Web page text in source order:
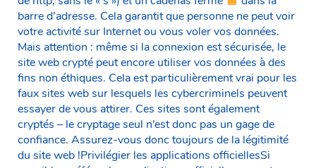
barre d’adresse. Cela garantit que personne ne peut voir
votre activité sur Internet ou vous voler vos données.
Mais attention : même si la connexion est sécurisée, le
site web crypté peut encore utiliser vos données à des
fins non éthiques. Cela est particulièrement vrai pour les
faux sites web sur lesquels les cybercriminels peuvent
essayer de vous attirer. Ces sites sont également
cryptés – le cryptage seul n’est donc pas un gage de
confiance. Assurez-vous donc toujours de la légitimité
du site web !Privilégier les applications officiellesSi